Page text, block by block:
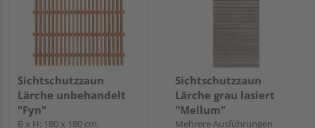
Sichtschutzzaun
Lärche unbehandelt
"Fyn"
B x H: 180 x 180 cm,
Sichtschutzzaun
Lärche grau lasiert
"Mellum"
Mehrere Ausführungen